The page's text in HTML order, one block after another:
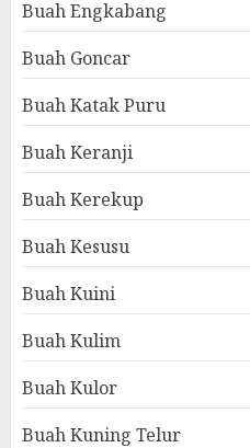
Buah Engkabang
Buah Goncar
Buah Katak Puru
Buah Keranji
Buah Kerekup
Buah Kesusu
Buah Kuini
Buah Kulim
Buah Kulor
Buah Kuning Telur